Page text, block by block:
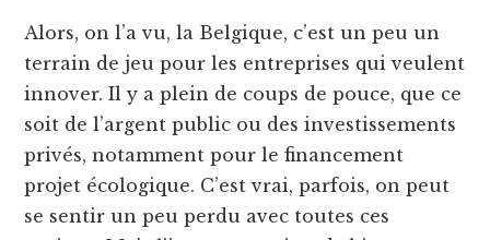
Alors, on l’a vu, la Belgique, c’est un peu un
terrain de jeu pour les entreprises qui veulent
innover. Il y a plein de coups de pouce, que ce
soit de l’argent public ou des investissements
privés, notamment pour le financement
projet écologique. C’est vrai, parfois, on peut
se sentir un peu perdu avec toutes ces